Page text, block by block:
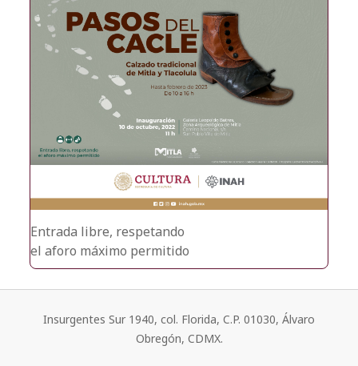
Entrada libre, respetando
el aforo máximo permitido
Insurgentes Sur 1940, col. Florida, C.P. 01030, Álvaro
Obregón, CDMX.